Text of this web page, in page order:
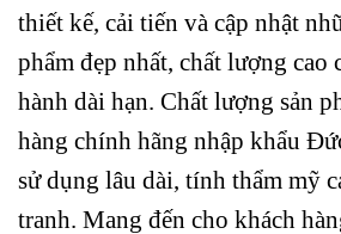
thiết kế, cải tiến và cập nhật
phẩm đẹp nhất, chất lượng cao
hành dài hạn. Chất lượng sản
hàng chính hãng nhập khẩu
sử dụng lâu dài, tính thẩm mỹ
tranh. Mang đến cho khách